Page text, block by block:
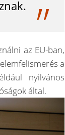
az EU-ban,
a
nyilvános
által.